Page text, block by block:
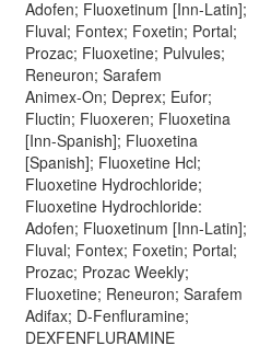
Adofen; Fluoxetinum [Inn-Latin];
Fluval; Fontex; Foxetin; Portal;
Prozac; Fluoxetine; Pulvules;
Reneuron; Sarafem
Animex-On; Deprex; Eufor;
Fluctin; Fluoxeren; Fluoxetina
[Inn-Spanish]; Fluoxetina
[Spanish]; Fluoxetine Hcl;
Fluoxetine Hydrochloride;
Fluoxetine Hydrochloride:
Adofen; Fluoxetinum [Inn-Latin];
Fluval; Fontex; Foxetin; Portal;
Prozac; Prozac Weekly;
Fluoxetine; Reneuron; Sarafem
Adifax; D-Fenfluramine;
DEXFENFLURAMINE